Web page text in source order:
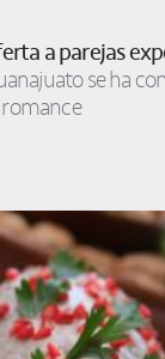
a parejas
se ha
romance